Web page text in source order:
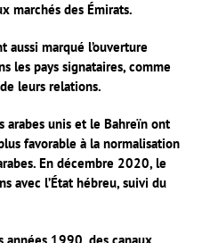
marchés des Émirats.
aussi marqué l’ouverture
les pays signataires, comme
leurs relations.
arabes unis et le Bahreïn ont
favorable à la normalisation
En décembre 2020, le
avec l’État hébreu, suivi du